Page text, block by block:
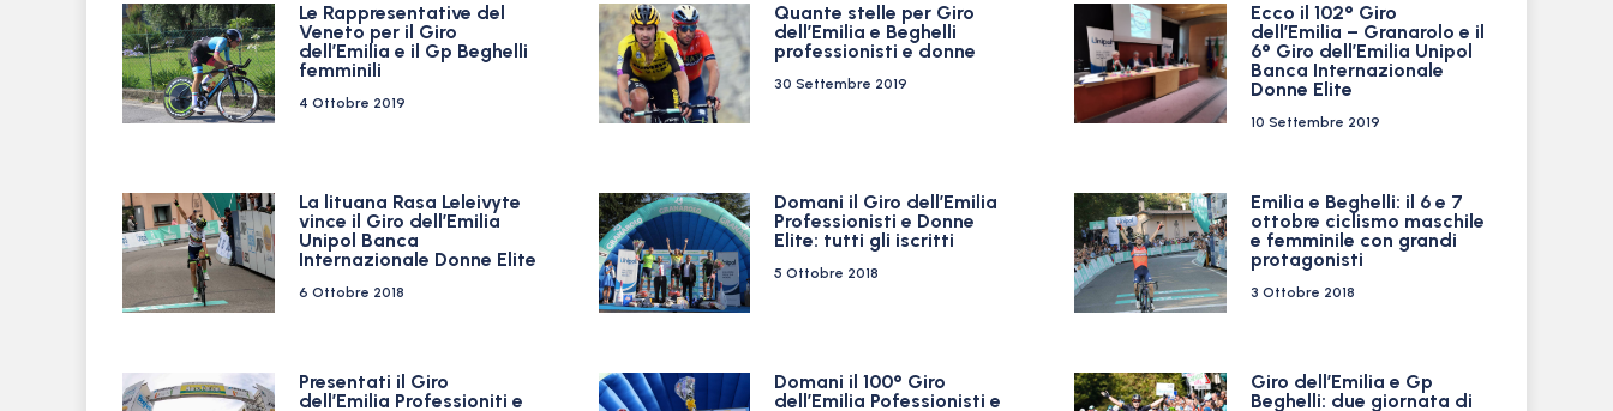
Le Rappresentative del
Veneto per il Giro
dell’Emilia e il Gp Beghelli
femminili
4 Ottobre 2019
Quante stelle per Giro
dell’Emilia e Beghelli
professionisti e donne
30 Settembre 2019
Ecco il 102° Giro
dell’Emilia – Granarolo e il
6° Giro dell’Emilia Unipol
Banca Internazionale
Donne Elite
10 Settembre 2019
La lituana Rasa Leleivyte
vince il Giro dell’Emilia
Unipol Banca
Internazionale Donne Elite
6 Ottobre 2018
Domani il Giro dell’Emilia
Professionisti e Donne
Elite: tutti gli iscritti
5 Ottobre 2018
Emilia e Beghelli: il 6 e 7
ottobre ciclismo maschile
e femminile con grandi
protagonisti
3 Ottobre 2018
Presentati il Giro
dell’Emilia Professioniti e
Domani il 100° Giro
dell’Emilia Pofessionisti e
Giro dell’Emilia e Gp
Beghelli: due giornata di